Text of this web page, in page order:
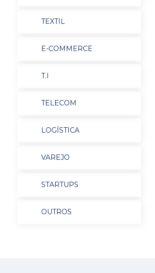
TEXTIL
E-COMMERCE
T.I
TELECOM
LOGÍSTICA
VAREJO
STARTUPS
OUTROS